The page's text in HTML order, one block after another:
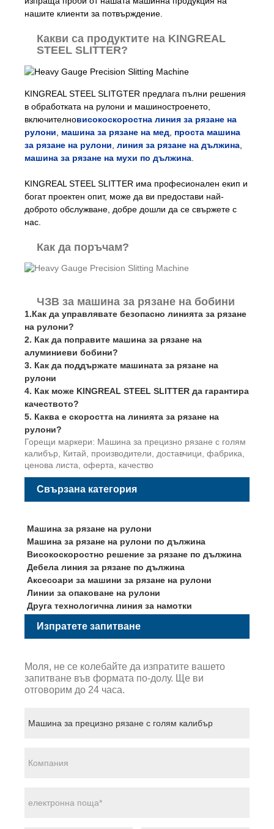
нашите клиенти за потвърждение.
Какви са продуктите на KINGREAL
STEEL SLITTER?
KINGREAL STEEL SLITGTER предлага пълни решения
в обработката на рулони и машиностроенето,
включителновисокоскоростна линия за рязане на
рулони
машина за рязане на мед проста машина
за рязане на рулони линия за рязане на дължина
машина за рязане на мухи по дължина
KINGREAL STEEL SLITTER има професионален екип и
богат проектен опит, може да ви предостави най-
доброто обслужване, добре дошли да се свържете с
нас.
Как да поръчам?
ЧЗВ за машина за рязане на бобини
1.Как да управлявате безопасно линията за рязане
на рулони?
2. Как да поправите машина за рязане на
алуминиеви бобини?
3. Как да поддържате машината за рязане на
рулони
4. Как може KINGREAL STEEL SLITTER да гарантира
качеството?
5. Каква е скоростта на линията за рязане на
рулони?
Горещи маркери: Машина за прецизно рязане с голям
калибър, Китай, производители, доставчици, фабрика,
ценова листа, оферта, качество
Свързана категория
Машина за рязане на рулони
Машина за рязане на рулони по дължина
Високоскоростно решение за рязане по дължина
Дебела линия за рязане по дължина
Аксесоари за машини за рязане на рулони
Линии за опаковане на рулони
Друга технологична линия за намотки
Изпратете запитване
Моля, не се колебайте да изпратите вашето
запитване във формата по-долу. Ще ви
отговорим до 24 часа.